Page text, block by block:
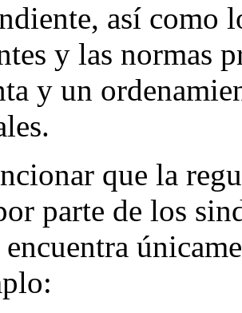
así como
y las normas
y un
que la
parte de los
encuentra